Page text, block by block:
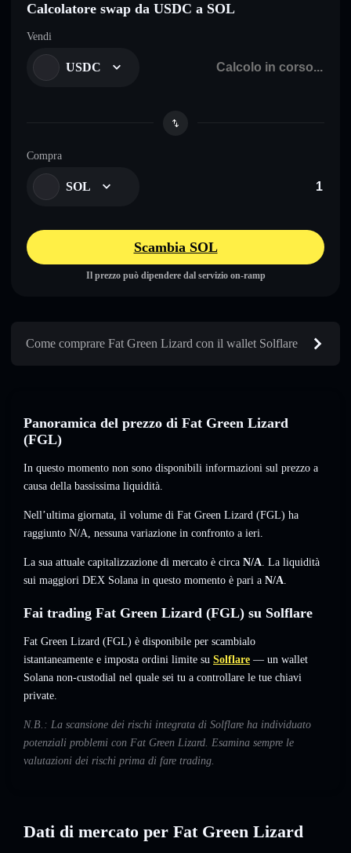
Calcolatore swap da USDC a SOL
Vendi
USDC
Compra
SOL
Scambia SOL
Il prezzo può dipendere dal servizio on-ramp
Come comprare Fat Green Lizard con il wallet Solflare
Panoramica del prezzo di Fat Green Lizard
(FGL)
In questo momento non sono disponibili informazioni sul prezzo a
causa della bassissima liquidità.
Nell’ultima giornata, il volume di Fat Green Lizard (FGL) ha
raggiunto N/A, nessuna variazione in confronto a ieri.
La sua attuale capitalizzazione di mercato è circa N/A. La liquidità
sui maggiori DEX Solana in questo momento è pari a N/A.
Fai trading Fat Green Lizard (FGL) su Solflare
Fat Green Lizard (FGL) è disponibile per scambialo
istantaneamente e imposta ordini limite su Solflare — un wallet
Solana non-custodial nel quale sei tu a controllare le tue chiavi
private.
N.B.: La scansione dei rischi integrata di Solflare ha individuato
potenziali problemi con Fat Green Lizard. Esamina sempre le
valutazioni dei rischi prima di fare trading.
Dati di mercato per Fat Green Lizard